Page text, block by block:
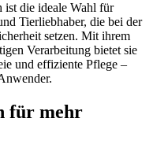
ist die ideale Wahl für
Tierliebhaber, die bei der
setzen. Mit ihrem
Verarbeitung bietet sie
und effiziente Pflege –
für mehr